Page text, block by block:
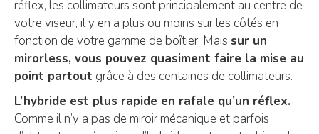
réflex, les collimateurs sont principalement au centre de
votre viseur, il y en a plus ou moins sur les côtés en
fonction de votre gamme de boîtier. Mais sur un
mirorless, vous pouvez quasiment faire la mise au
point partout grâce à des centaines de collimateurs.
L’hybride est plus rapide en rafale qu’un réflex.
Comme il n’y a pas de miroir mécanique et parfois